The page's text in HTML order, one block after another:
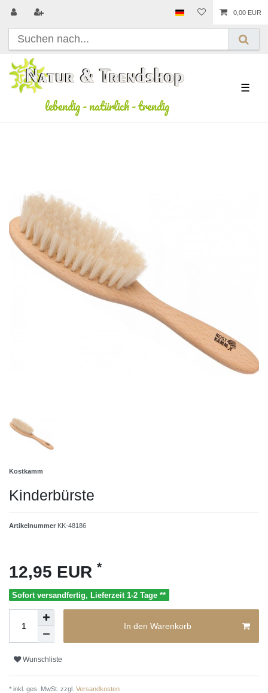
0,00 EUR
lebendig-natürlich-trendig
☰
Kostkamm
Kinderbürste
Artikelnummer KK-48186
12,95 EUR *
Sofort versandfertig, Lieferzeit 1-2 Tage **
In den Warenkorb
Wunschliste
* inkl. ges. MwSt. zzgl. Versandkosten